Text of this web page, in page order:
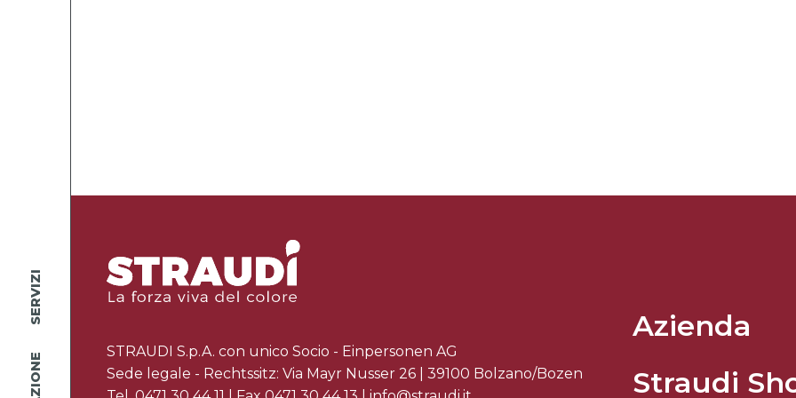
SERVIZI
STRAUDI S.p.A. con unico Socio - Einpersonen AG
Sede legale - Rechtssitz: Via Mayr Nusser 26 | 39100 Bolzano/Bozen
Azienda
Straudi